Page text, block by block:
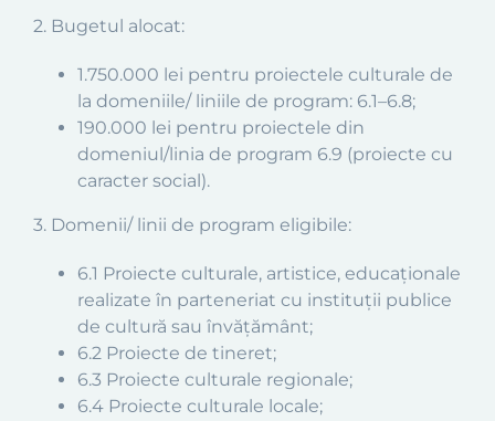
2. Bugetul alocat:
1.750.000 lei pentru proiectele culturale de
la domeniile/ liniile de program: 6.1–6.8;
190.000 lei pentru proiectele din
domeniul/linia de program 6.9 (proiecte cu
caracter social).
3. Domenii/ linii de program eligibile:
6.1 Proiecte culturale, artistice, educaționale
realizate în parteneriat cu instituții publice
de cultură sau învățământ;
6.2 Proiecte de tineret;
6.3 Proiecte culturale regionale;
6.4 Proiecte culturale locale;